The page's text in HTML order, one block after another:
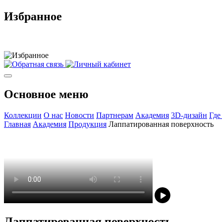
Избранное
Основное меню
Коллекции О нас Новости Партнерам Академия 3D-дизайн
Главная Академия Продукция Лаппатированная поверхность